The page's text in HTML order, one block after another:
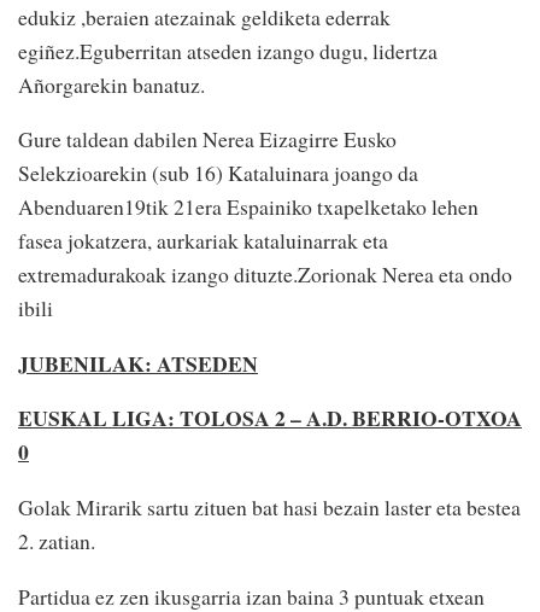
edukiz ,beraien atezainak geldiketa ederrak
egiñez.Eguberritan atseden izango dugu, lidertza
Añorgarekin banatuz.
Gure taldean dabilen Nerea Eizagirre Eusko
Selekzioarekin (sub 16) Kataluinara joango da
Abenduaren19tik 21era Espainiko txapelketako lehen
fasea jokatzera, aurkariak kataluinarrak eta
extremadurakoak izango dituzte.Zorionak Nerea eta ondo
ibili
JUBENILAK: ATSEDEN
EUSKAL LIGA: TOLOSA 2 – A.D. BERRIO-OTXOA
0
Golak Mirarik sartu zituen bat hasi bezain laster eta bestea
2. zatian.
Partidua ez zen ikusgarria izan baina 3 puntuak etxean